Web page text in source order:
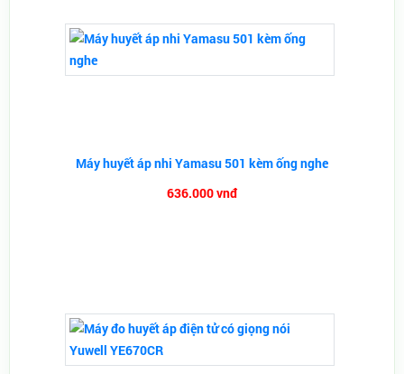
Máy huyết áp nhi Yamasu 501 kèm ống nghe
636.000 vnđ